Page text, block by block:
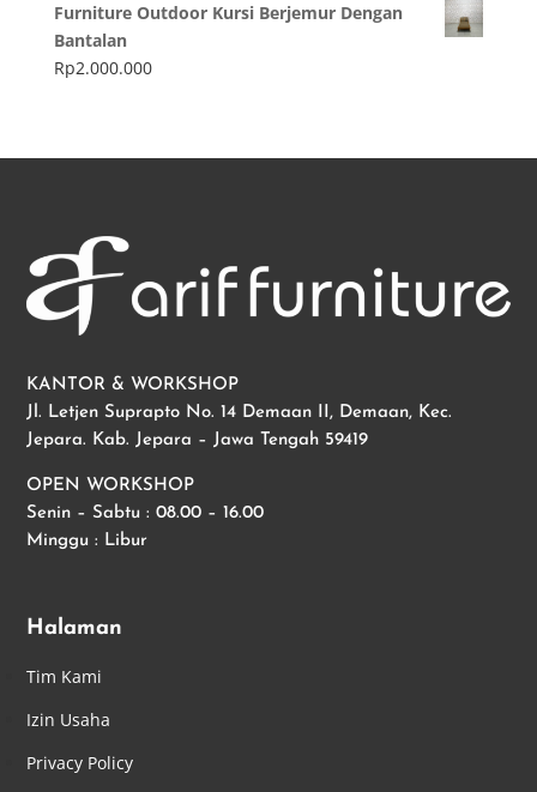
Furniture Outdoor Kursi Berjemur Dengan
Bantalan
Rp2.000.000
KANTOR & WORKSHOP
Jl. Letjen Suprapto No. 14 Demaan II, Demaan, Kec.
Jepara. Kab. Jepara – Jawa Tengah 59419
OPEN WORKSHOP
Senin – Sabtu : 08.00 – 16.00
Minggu : Libur
Halaman
Tim Kami
Izin Usaha
Privacy Policy